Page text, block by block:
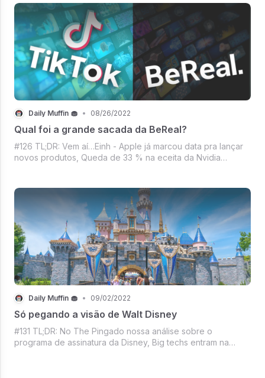
firme em um dia de respiro,
Daily Muffin 🧁 • 08/26/2022
Qual foi a grande sacada da BeReal?
#126 TL;DR: Vem aí…Einh - Apple já marcou data pra lançar
novos produtos, Queda de 33 % na eceita da Nvidia
serviço de caronas, Mercado crypto com B
Daily Muffin 🧁 • 09/02/2022
Só pegando a visão de Walt Disney
#131 TL;DR: No The Pingado nossa análise sobre o
programa de assinatura da Disney, Big techs entram na